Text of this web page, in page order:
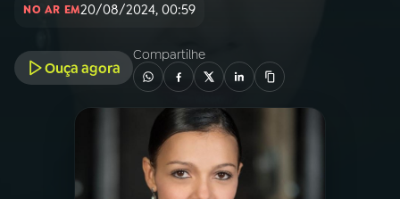
02A RÁDIO
03PROGRAMAÇÃO
PROGRAMAS
PODCASTS
NO AR EM20/08/2024, 00:59
Ouça agora
Compartilhe